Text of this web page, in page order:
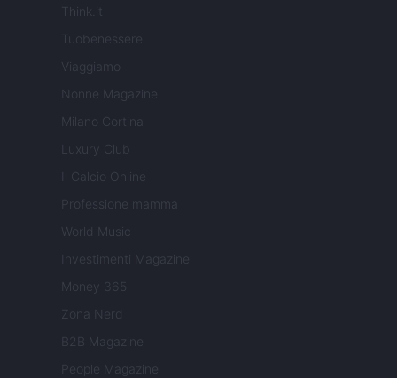
Think.it
Tuobenessere
Viaggiamo
Nonne Magazine
Milano Cortina
Luxury Club
Il Calcio Online
Professione mamma
World Music
Investimenti Magazine
Money 365
Zona Nerd
B2B Magazine
People Magazine